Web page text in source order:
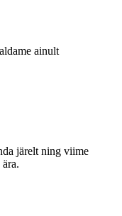
ainult
järelt ning viime